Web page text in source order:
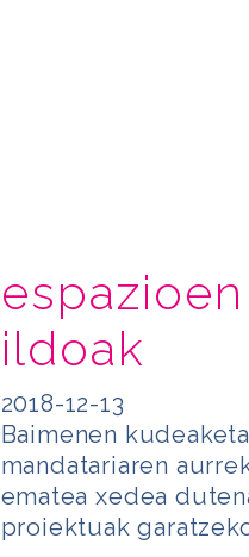
ildoak
2018-12-13
Baimenen
mandatariaren
ematea xedea
proiektuak